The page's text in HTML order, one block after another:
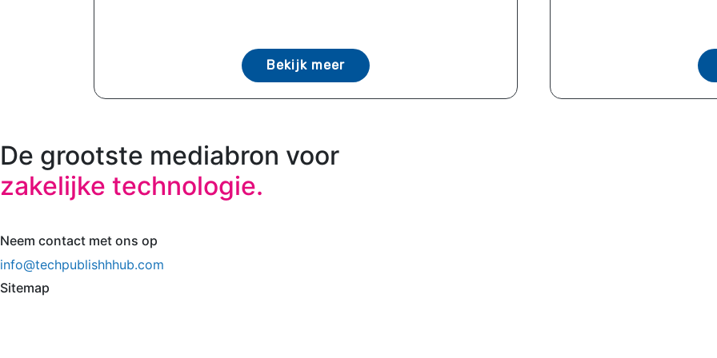
Bekijk meer
De grootste mediabron voor
zakelijke technologie.
Neem contact met ons op
info@techpublishhhub.com
Sitemap